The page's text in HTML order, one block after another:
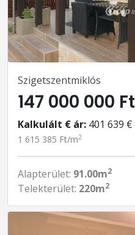
Szigetszentmiklós
147 000 000 Ft
Kalkulált € ár: 401 639 €
1 615 385 Ft/m2
Alapterület: 91.00m2
Telekterület: 220m2